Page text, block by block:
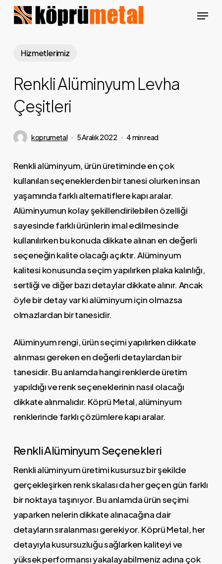
Skip
content
Menu
Hizmetlerimiz
Renkli Alüminyum Levha
Çeşitleri
koprumetal 5 Aralık 2022 4 min read
Renkli alüminyum, ürün üretiminde en çok
kullanılan seçeneklerden bir tanesi olurken insan
yaşamında farklı alternatiflere kapı aralar.
Alüminyumun kolay şekillendirilebilen özelliği
sayesinde farklı ürünlerin imal edilmesinde
kullanılırken bu konuda dikkate alınan en değerli
seçeneğin kalite olacağı açıktır. Alüminyum
kalitesi konusunda seçim yapılırken plaka kalınlığı,
sertliği ve diğer bazı detaylar dikkate alınır. Ancak
öyle bir detay var ki alüminyum için olmazsa
olmazlardan bir tanesidir.
Alüminyum rengi, ürün seçimi yapılırken dikkate
alınması gereken en değerli detaylardan bir
tanesidir. Bu anlamda hangi renklerde üretim
yapıldığı ve renk seçeneklerinin nasıl olacağı
dikkate alınmalıdır. Köprü Metal, alüminyum
renklerinde farklı çözümlere kapı aralar.
Renkli Alüminyum Seçenekleri
Renkli alüminyum üretimi kusursuz bir şekilde
gerçekleşirken renk skalası da her geçen gün farklı
bir noktaya taşınıyor. Bu anlamda ürün seçimi
yaparken nelerin dikkate alınacağına dair
detayların sıralanması gerekiyor. Köprü Metal, her
detayıyla kusursuzluğu sağlarken kaliteyi ve
yüksek performansı yakalayabilmeniz adına çok